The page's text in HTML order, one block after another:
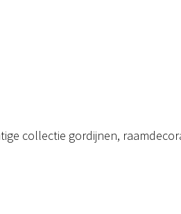
collectie gordijnen,